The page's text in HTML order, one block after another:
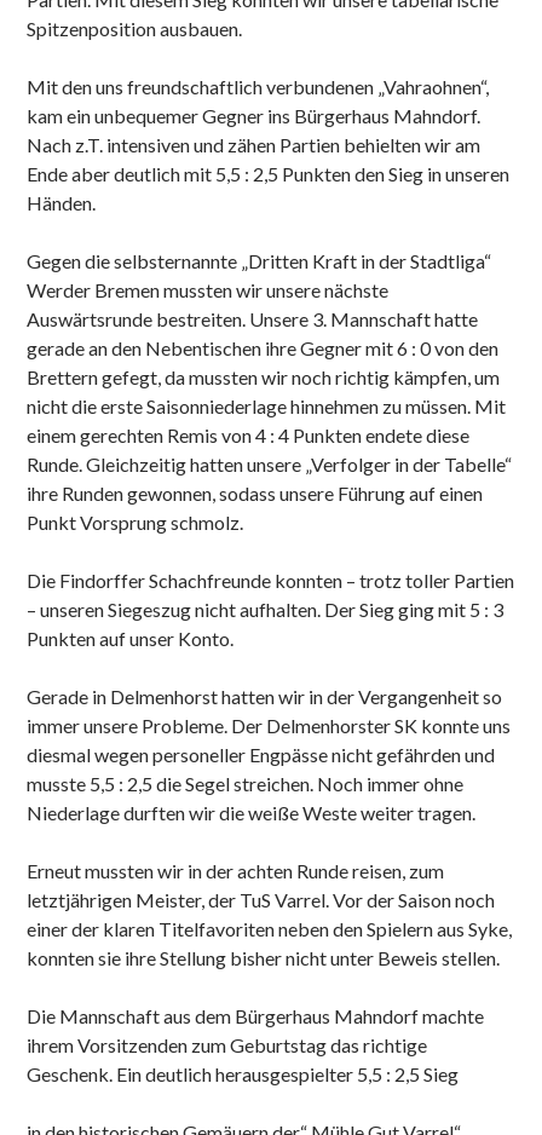
Spitzenposition ausbauen.
Mit den uns freundschaftlich verbundenen „Vahraohnen“,
kam ein unbequemer Gegner ins Bürgerhaus Mahndorf.
Nach z.T. intensiven und zähen Partien behielten wir am
Ende aber deutlich mit 5,5 : 2,5 Punkten den Sieg in unseren
Händen.
Gegen die selbsternannte „Dritten Kraft in der Stadtliga“
Werder Bremen mussten wir unsere nächste
Auswärtsrunde bestreiten. Unsere 3. Mannschaft hatte
gerade an den Nebentischen ihre Gegner mit 6 : 0 von den
Brettern gefegt, da mussten wir noch richtig kämpfen, um
nicht die erste Saisonniederlage hinnehmen zu müssen. Mit
einem gerechten Remis von 4 : 4 Punkten endete diese
Runde. Gleichzeitig hatten unsere „Verfolger in der Tabelle“
ihre Runden gewonnen, sodass unsere Führung auf einen
Punkt Vorsprung schmolz.
Die Findorffer Schachfreunde konnten – trotz toller Partien
– unseren Siegeszug nicht aufhalten. Der Sieg ging mit 5 : 3
Punkten auf unser Konto.
Gerade in Delmenhorst hatten wir in der Vergangenheit so
immer unsere Probleme. Der Delmenhorster SK konnte uns
diesmal wegen personeller Engpässe nicht gefährden und
musste 5,5 : 2,5 die Segel streichen. Noch immer ohne
Niederlage durften wir die weiße Weste weiter tragen.
Erneut mussten wir in der achten Runde reisen, zum
letztjährigen Meister, der TuS Varrel. Vor der Saison noch
einer der klaren Titelfavoriten neben den Spielern aus Syke,
konnten sie ihre Stellung bisher nicht unter Beweis stellen.
Die Mannschaft aus dem Bürgerhaus Mahndorf machte
ihrem Vorsitzenden zum Geburtstag das richtige
Geschenk. Ein deutlich herausgespielter 5,5 : 2,5 Sieg